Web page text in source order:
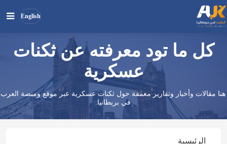
English
ابحث
بحث
كل ما تود معرفته عن ثكنات
عسكرية
هنا مقالات وأخبار وتقارير معمقة حول ثكنات عسكرية عبر موقع ومنصة العرب
في بريطانيا.
الرئيسية